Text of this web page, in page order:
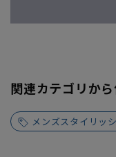
関連カテゴリか
メンズスタイリッ